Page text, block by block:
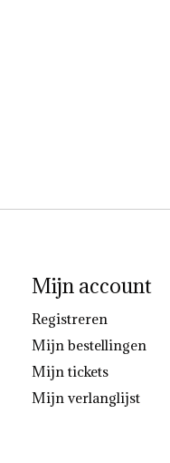
Mijn account
Registreren
Mijn bestellingen
Mijn tickets
Mijn verlanglijst